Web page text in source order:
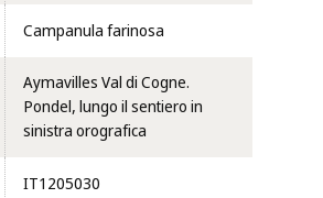
Campanula farinosa
Aymavilles Val di Cogne.
Pondel, lungo il sentiero in
sinistra orografica
IT1205030